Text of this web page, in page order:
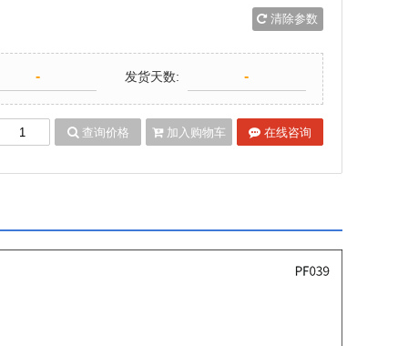
清除参数
- 发货天数: -
查询价格 加入购物车 在线咨询